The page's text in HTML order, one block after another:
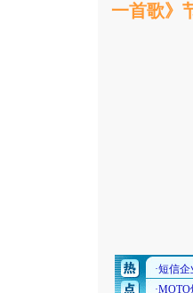
一首歌》